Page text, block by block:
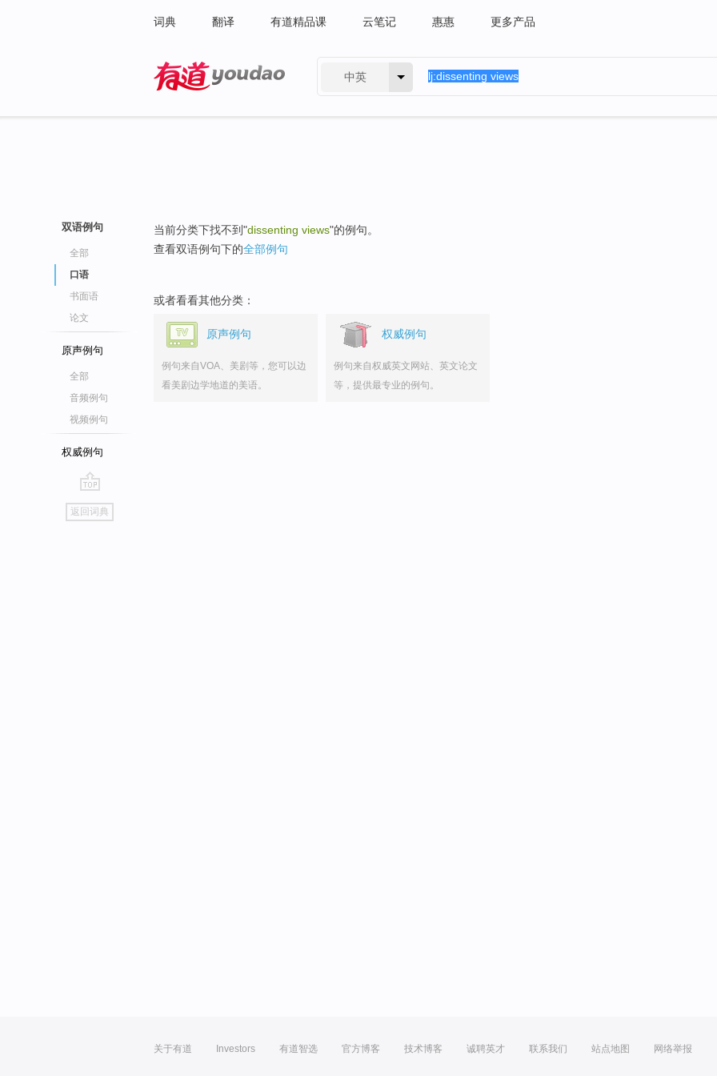
词典 翻译 有道精品课 云笔记 惠惠 更多产品
中英
双语例句
全部
口语
书面语
论文
原声例句
全部
音频例句
视频例句
权威例句
go
top
返回词典
当前分类下找不到"dissenting views"的例句。
查看双语例句下的全部例句
或者看看其他分类：
原声例句
例句来自VOA、美剧等，您可以边
看美剧边学地道的美语。
权威例句
例句来自权威英文网站、英文论文
等，提供最专业的例句。
关于有道 Investors 有道智选 官方博客 技术博客 诚聘英才 联系我们 站点地图 网络举报